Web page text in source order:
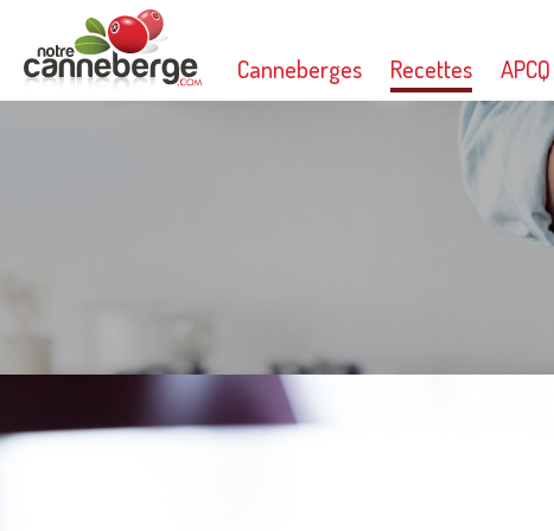
Canneberges Recettes APCQ